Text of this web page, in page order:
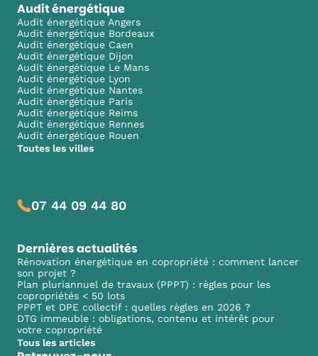
Audit énergétique
Audit énergétique Angers
Audit énergétique Bordeaux
Audit énergétique Caen
Audit énergétique Dijon
Audit énergétique Le Mans
Audit énergétique Lyon
Audit énergétique Nantes
Audit énergétique Paris
Audit énergétique Reims
Audit énergétique Rennes
Audit énergétique Rouen
Toutes les villes
07 44 09 44 80
Dernières actualités
Rénovation énergétique en copropriété : comment lancer
son projet ?
Plan pluriannuel de travaux (PPPT) : règles pour les
copropriétés < 50 lots
PPPT et DPE collectif : quelles règles en 2026 ?
DTG immeuble : obligations, contenu et intérêt pour
votre copropriété
Tous les articles